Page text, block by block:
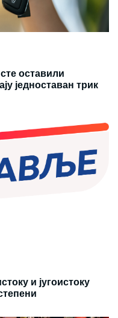
оставили
једноставан трик
и југоистоку